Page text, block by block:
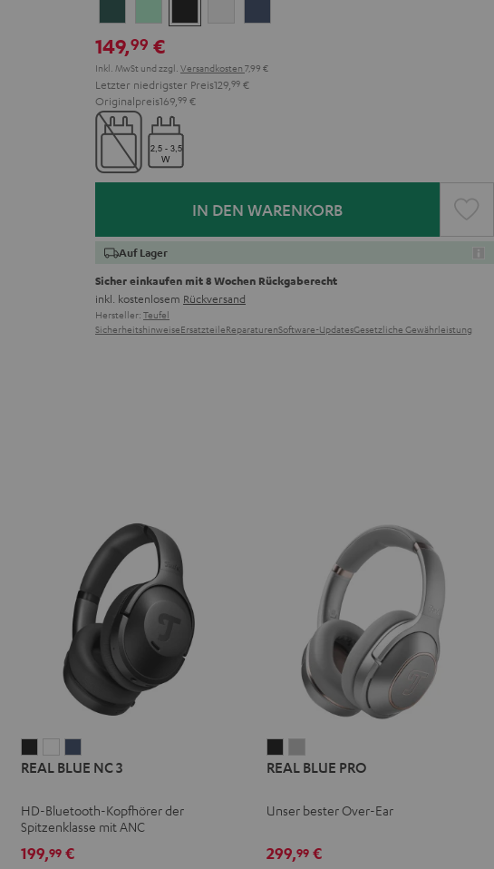
Teal
GreenBlack
White
149,99 €
Inkl. MwSt und zzgl. Versandkosten 7,99 €
Letzter niedrigster Preis129, 99 €
Originalpreis169, 99 €
IN DEN WARENKORB
Auf Lager
Sicher einkaufen mit 8 Wochen Rückgaberecht
inkl. kostenlosem Rückversand
Hersteller: Teufel
SicherheitshinweiseErsatzteileReparaturenSoftware-UpdatesGesetzliche Gewährleistung
BLUE
3
Night
Black
BLUE
3
Pearl
White
BLUE
3
Steel
REAL BLUE NC 3
HD-Bluetooth-Kopfhörer der
Spitzenklasse mit ANC
199,99 €
BLUE
Night
BLUE
Titanium
REAL BLUE PRO
Unser bester Over-Ear
299,99 €